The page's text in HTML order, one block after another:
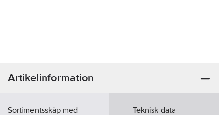
Artikelinformation
Sortimentsskåp med
Teknisk data